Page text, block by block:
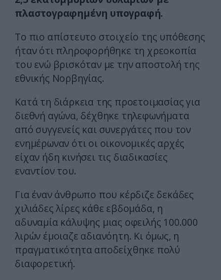
πλαστογραφημένη υπογραφή.
Το πιο απίστευτο στοιχείο της υπόθεσης
ήταν ότι πληροφορήθηκε τη χρεοκοπία
του ενώ βρισκόταν με την αποστολή της
εθνικής Νορβηγίας.
Κατά τη διάρκεια της προετοιμασίας για
διεθνή αγώνα, δέχθηκε τηλεφωνήματα
από συγγενείς και συνεργάτες που τον
ενημέρωναν ότι οι οικονομικές αρχές
είχαν ήδη κινήσει τις διαδικασίες
εναντίον του.
Για έναν άνθρωπο που κέρδιζε δεκάδες
χιλιάδες λίρες κάθε εβδομάδα, η
αδυναμία κάλυψης μιας οφειλής 100.000
λιρών έμοιαζε αδιανόητη. Κι όμως, η
πραγματικότητα αποδείχθηκε πολύ
διαφορετική.